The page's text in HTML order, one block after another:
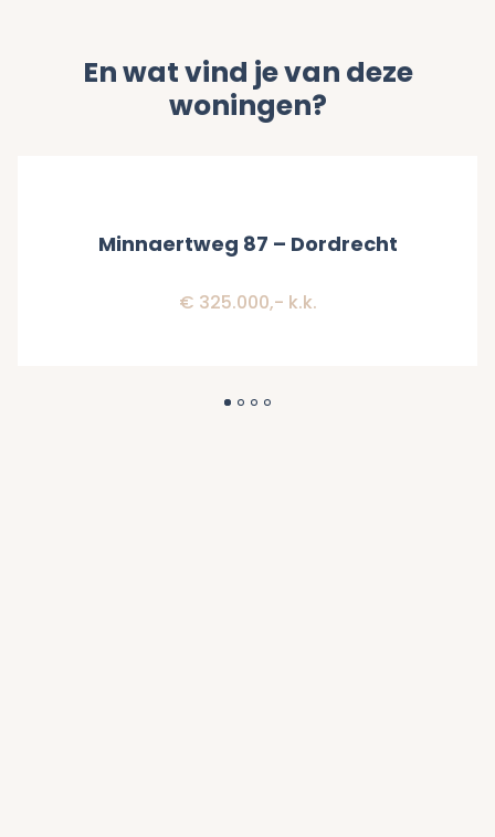
En wat vind je van deze
woningen?
Minnaertweg 87 – Dordrecht
€ 325.000,- k.k.